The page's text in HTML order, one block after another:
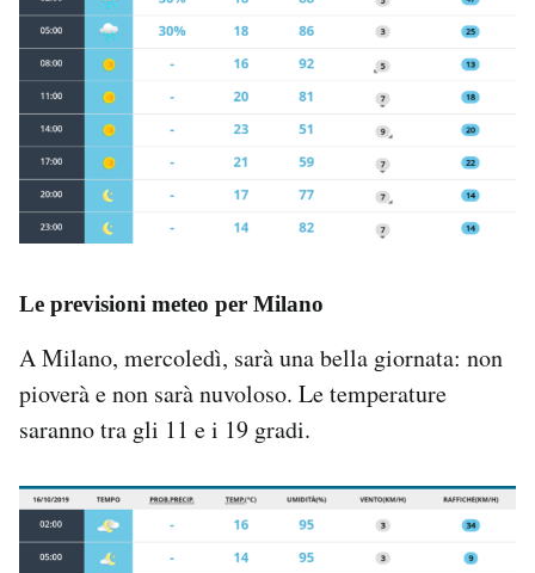
Le previsioni meteo per Milano
A Milano, mercoledì, sarà una bella giornata: non
pioverà e non sarà nuvoloso. Le temperature
saranno tra gli 11 e i 19 gradi.